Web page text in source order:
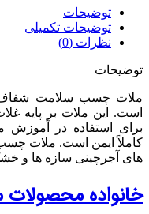
توضیحات
توضیحات تکمیلی
نظرات (0)
توضیحات
ملات چسب سلامت شفاف،
است. این ملات بر پایه
برای استفاده در آموزش
کاملاً ایمن است. ملات
های آجرچینی سازه ها و
خانواده محصولات